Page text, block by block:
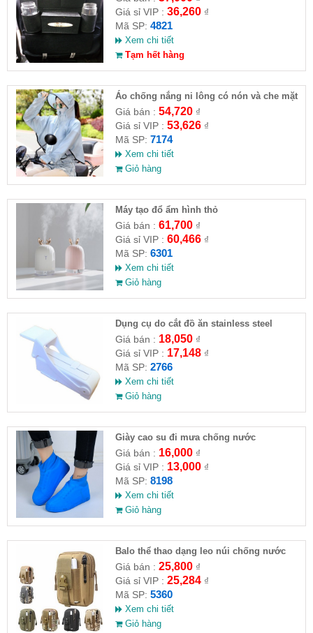
Giá sỉ VIP : 36,260₫
Mã SP: 4821
Xem chi tiết
Tạm hết hàng
Áo chống nắng ni lông có nón và che mặt
Giá bán : 54,720₫
Giá sỉ VIP : 53,626₫
Mã SP: 7174
Xem chi tiết
Giỏ hàng
Máy tạo đổ ẩm hình thỏ
Giá bán : 61,700₫
Giá sỉ VIP : 60,466₫
Mã SP: 6301
Xem chi tiết
Giỏ hàng
Dụng cụ do cắt đồ ăn stainless steel
cutting wire
Giá bán : 18,050₫
Giá sỉ VIP : 17,148₫
Mã SP: 2766
Xem chi tiết
Giỏ hàng
Giày cao su đi mưa chống nước
Giá bán : 16,000₫
Giá sỉ VIP : 13,000₫
Mã SP: 8198
Xem chi tiết
Giỏ hàng
Balo thể thao dạng leo núi chống nước
Giá bán : 25,800₫
Giá sỉ VIP : 25,284₫
Mã SP: 5360
Xem chi tiết
Giỏ hàng